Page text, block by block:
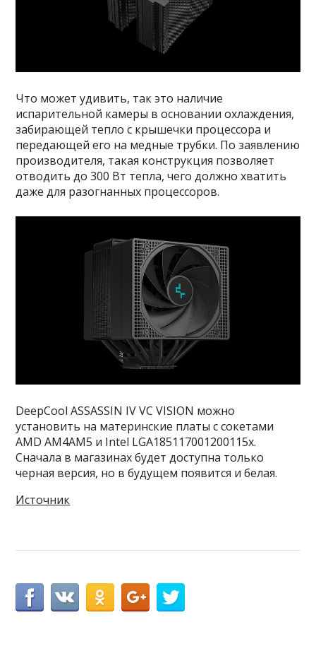
Что может удивить, так это наличие
испарительной камеры в основании охлаждения,
забирающей тепло с крышечки процессора и
передающей его на медные трубки. По заявлению
производителя, такая конструкция позволяет
отводить до 300 Вт тепла, чего должно хватить
даже для разогнанных процессоров.
DeepCool ASSASSIN IV VC VISION можно
установить на материнские платы с сокетами
AMD AM4AM5 и Intel LGA185117001200115x.
Сначала в магазинах будет доступна только
черная версия, но в будущем появится и белая.
Источник